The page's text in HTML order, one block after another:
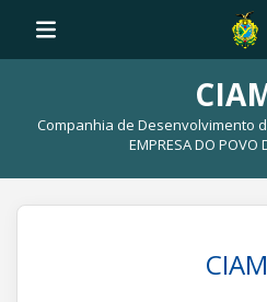
Companhia de Desenvolvimento
EMPRESA DO POVO